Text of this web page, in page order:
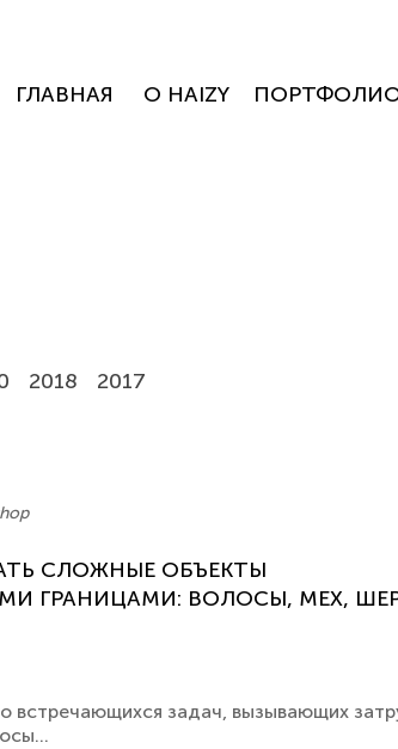
ГЛАВНАЯ О HAIZY
2018 2017
СЛОЖНЫЕ ОБЪЕКТЫ
ГРАНИЦАМИ: ВОЛОСЫ, МЕХ,
встречающихся задач, вызывающих